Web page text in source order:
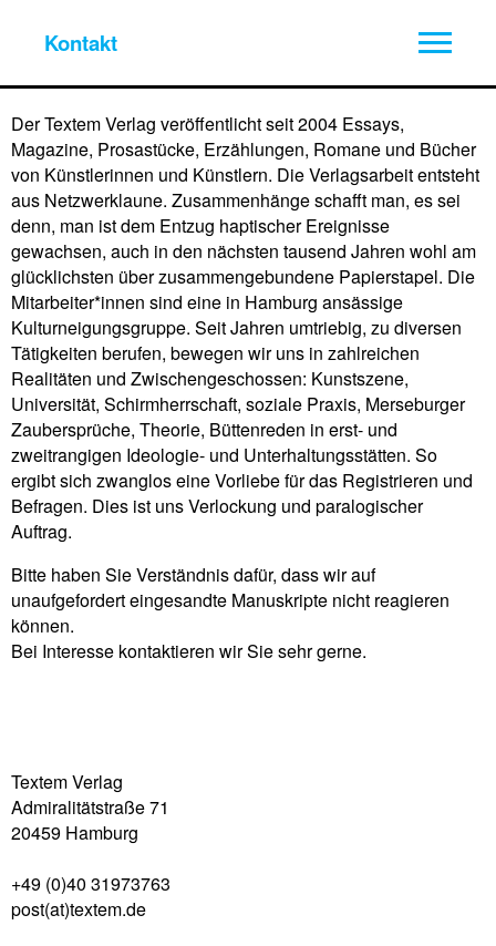
Kontakt
Der Textem Verlag veröffentlicht seit 2004 Essays,
Magazine, Prosastücke, Erzählungen, Romane und Bücher
von Künstlerinnen und Künstlern. Die Verlagsarbeit entsteht
aus Netzwerklaune. Zusammenhänge schafft man, es sei
denn, man ist dem Entzug haptischer Ereignisse
gewachsen, auch in den nächsten tausend Jahren wohl am
glücklichsten über zusammengebundene Papierstapel. Die
Mitarbeiter*innen sind eine in Hamburg ansässige
Kulturneigungsgruppe. Seit Jahren umtriebig, zu diversen
Tätigkeiten berufen, bewegen wir uns in zahlreichen
Realitäten und Zwischengeschossen: Kunstszene,
Universität, Schirmherrschaft, soziale Praxis, Merseburger
Zaubersprüche, Theorie, Büttenreden in erst- und
zweitrangigen Ideologie- und Unterhaltungsstätten. So
ergibt sich zwanglos eine Vorliebe für das Registrieren und
Befragen. Dies ist uns Verlockung und paralogischer
Auftrag.
Bitte haben Sie Verständnis dafür, dass wir auf
unaufgefordert eingesandte Manuskripte nicht reagieren
können.
Bei Interesse kontaktieren wir Sie sehr gerne.
Textem Verlag
Admiralitätstraße 71
20459 Hamburg
+49 (0)40 31973763
post(at)textem.de